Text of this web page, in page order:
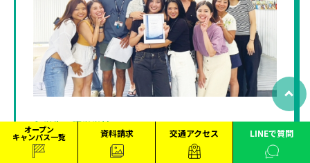
留学先の語学学校
オープン
キャンパス一覧 資料請求 交通アクセス LINEで質問